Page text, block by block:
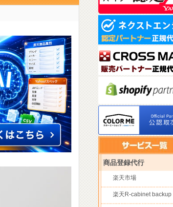
商品登録代行
楽天市場
楽天R-cabinet backup